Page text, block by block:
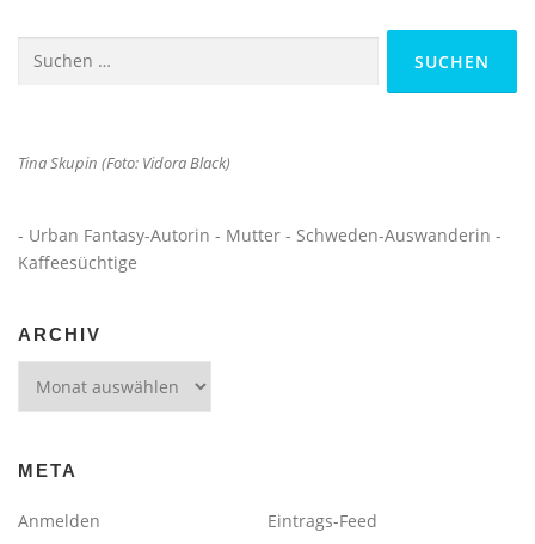
Suchen
Tina Skupin (Foto: Vidora Black)
- Urban Fantasy-Autorin - Mutter - Schweden-Auswanderin -
Kaffeesüchtige
ARCHIV
META
Anmelden
Eintrags-Feed